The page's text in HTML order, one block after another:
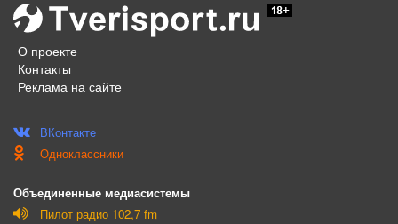
О проекте
Контакты
Реклама на сайте
ВКонтакте
Одноклассники
Объединенные медиасистемы
Пилот радио 102,7 fm